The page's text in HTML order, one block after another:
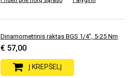
Dinamometrinis raktas BGS 1/4", 5-25 Nm
€ 57,00
Į KREPŠELĮ